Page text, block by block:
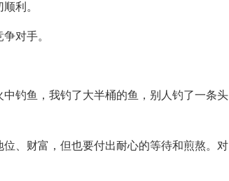
利。
对手。
钓鱼，我钓了大半桶的鱼，别人钓了一条头
、财富，但也要付出耐心的等待和煎熬。对